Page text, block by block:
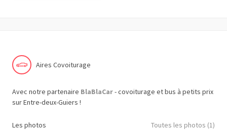
Aires Covoiturage
Avec notre partenaire BlaBlaCar- covoiturage et bus à petits prix
sur Entre-deux-Guiers !
Les photos Toutes les photos (1)